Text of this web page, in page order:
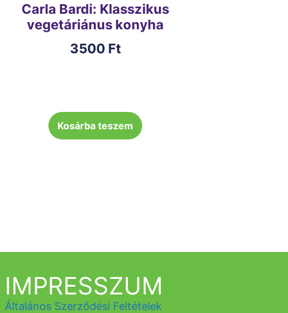
Carla Bardi: Klasszikus
vegetáriánus konyha
3500 Ft
Kosárba teszem
IMPRESSZUM
Általános Szerződési Feltételek